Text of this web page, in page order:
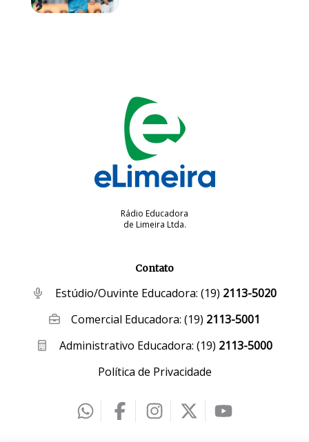
Rádio Educadora
de Limeira Ltda.
Contato
Estúdio/Ouvinte Educadora: (19) 2113-5020
Comercial Educadora:(19) 2113-5001
Administrativo Educadora: (19) 2113-5000
Política de Privacidade